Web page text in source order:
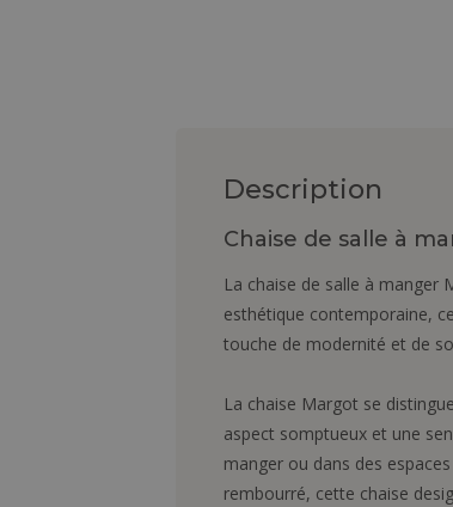
Description
Chaise de salle à
La chaise de salle à manger
esthétique contemporaine,
touche de modernité et de
La chaise Margot se
aspect somptueux et une
manger ou dans des
rembourré, cette chaise